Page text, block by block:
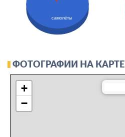
самолёты
ФОТОГРАФИИ НА КАРТЕ
+
−